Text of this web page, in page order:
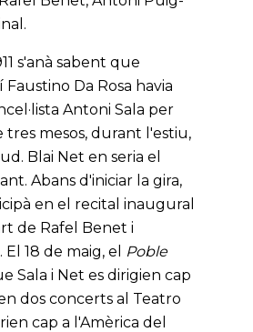
s'anà sabent que
Da Rosa havia
Antoni Sala per
tres mesos, durant l'estiu,
Blai Net en seria el
Abans d'iniciar la gira,
en el recital inaugural
de Rafel Benet i
El 18 de maig, el Poble
Sala i Net es dirigien cap
dos concerts al Teatro
cap a l'Amèrica del